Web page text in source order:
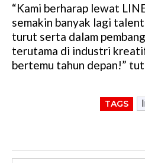
“Kami berharap lewat
semakin banyak lagi
turut serta dalam
terutama di industri
bertemu tahun depan!”
TAGS